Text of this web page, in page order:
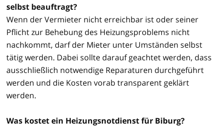
selbst beauftragt?
Wenn der Vermieter nicht erreichbar ist oder seiner
Pflicht zur Behebung des Heizungsproblems nicht
nachkommt, darf der Mieter unter Umständen selbst
tätig werden. Dabei sollte darauf geachtet werden, dass
ausschließlich notwendige Reparaturen durchgeführt
werden und die Kosten vorab transparent geklärt
werden.
Was kostet ein Heizungsnotdienst für Biburg?